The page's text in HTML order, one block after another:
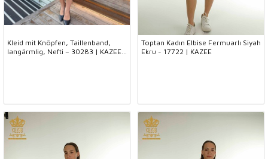
Kleid mit Knöpfen, Taillenband,
langärmlig, Nefti – 30283 | KAZEE
Toptan Kadın Elbise Fermuarlı Siyah
Ekru - 17722 | KAZEE